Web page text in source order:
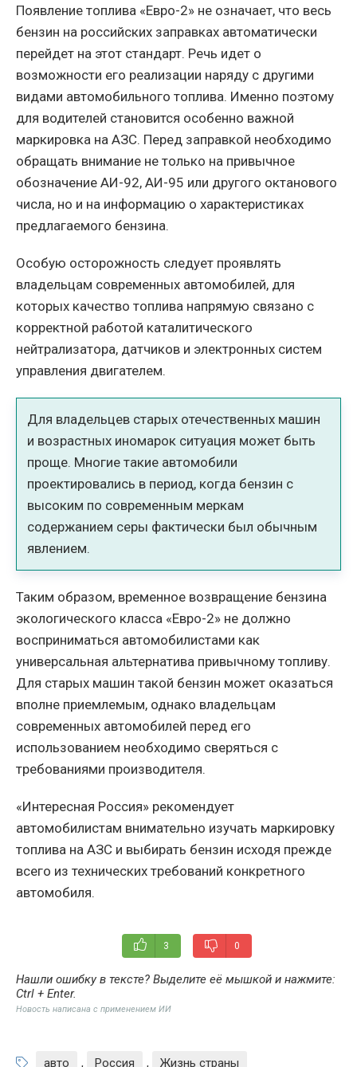
Появление топлива «Евро-2» не означает, что весь
бензин на российских заправках автоматически
перейдет на этот стандарт. Речь идет о
возможности его реализации наряду с другими
видами автомобильного топлива. Именно поэтому
для водителей становится особенно важной
маркировка на АЗС. Перед заправкой необходимо
обращать внимание не только на привычное
обозначение АИ-92, АИ-95 или другого октанового
числа, но и на информацию о характеристиках
предлагаемого бензина.
Особую осторожность следует проявлять
владельцам современных автомобилей, для
которых качество топлива напрямую связано с
корректной работой каталитического
нейтрализатора, датчиков и электронных систем
управления двигателем.
Для владельцев старых отечественных машин
и возрастных иномарок ситуация может быть
проще. Многие такие автомобили
проектировались в период, когда бензин с
высоким по современным меркам
содержанием серы фактически был обычным
явлением.
Таким образом, временное возвращение бензина
экологического класса «Евро-2» не должно
восприниматься автомобилистами как
универсальная альтернатива привычному топливу.
Для старых машин такой бензин может оказаться
вполне приемлемым, однако владельцам
современных автомобилей перед его
использованием необходимо сверяться с
требованиями производителя.
«Интересная Россия» рекомендует
автомобилистам внимательно изучать маркировку
топлива на АЗС и выбирать бензин исходя прежде
всего из технических требований конкретного
автомобиля.
3 0
Нашли ошибку в тексте? Выделите её мышкой и нажмите:
Ctrl + Enter.
Новость написана с применением ИИ
авто , Россия , Жизнь страны